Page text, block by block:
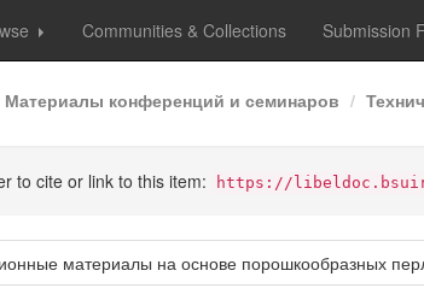
Communities & Collections Submission
Материалы конференций и семинаров
to cite or link to this item: https://
материалы на основе порошкообразных